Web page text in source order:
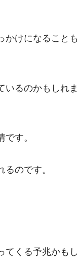
かけになることも
いるのかもしれま
す。
のです。
てくる予兆かもし